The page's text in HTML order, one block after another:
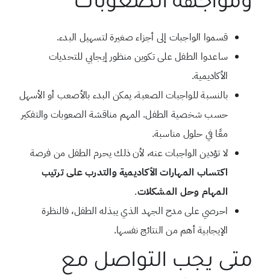
قسموا الواجبات إلى أجزاء صغيرة لتسهيل البدء.
ساعدوا الطفل على تكوين منظور إيجابي للتحديات
الأكاديمية.
بالنسبة للواجبات الصعبة، يمكن البدء بالأصعب أو الأسهل
حسب شخصية الطفل. المهم مناقشة الصعوبات والتفكير
معًا في حلول مناسبة.
لا تؤدين الواجبات عنه، لأن ذلك يحرم الطفل من فرصة
اكتساب المهارات الأكاديمية والتدرب على ترتيب
المهام وحل المشكلات.
احرصي على مدح الجهد الذي يبذله الطفل، فالنظرة
الإيجابية أهم من النتائج نفسها.
متى يجب التواصل مع